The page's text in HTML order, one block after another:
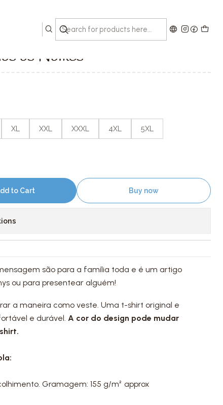
os Nomes
XL XXL XXXL 4XL 5XL
to Cart Buy now
são para a família toda e é um artigo
ou para presentear alguém!
a maneira como veste. Uma t-shirt original e
e durável. A cor do design pode mudar
Gramagem: 155 g/m² approx